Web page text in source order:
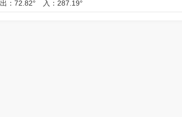
出：72.82° 入：287.19°